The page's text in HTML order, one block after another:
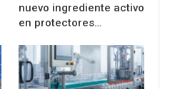
nuevo ingrediente activo
en protectores…